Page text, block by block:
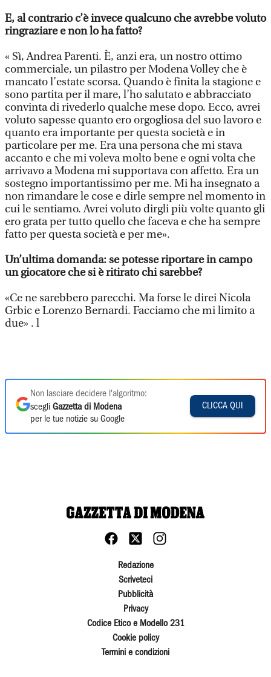
E, al contrario c’è invece qualcuno che avrebbe voluto
ringraziare e non lo ha fatto?
« Sì, Andrea Parenti. È, anzi era, un nostro ottimo
commerciale, un pilastro per Modena Volley che è
mancato l’estate scorsa. Quando è finita la stagione e
sono partita per il mare, l’ho salutato e abbracciato
convinta di rivederlo qualche mese dopo. Ecco, avrei
voluto sapesse quanto ero orgogliosa del suo lavoro e
quanto era importante per questa società e in
particolare per me. Era una persona che mi stava
accanto e che mi voleva molto bene e ogni volta che
arrivavo a Modena mi supportava con affetto. Era un
sostegno importantissimo per me. Mi ha insegnato a
non rimandare le cose e dirle sempre nel momento in
cui le sentiamo. Avrei voluto dirgli più volte quanto gli
ero grata per tutto quello che faceva e che ha sempre
fatto per questa società e per me».
Un’ultima domanda: se potesse riportare in campo
un giocatore che si è ritirato chi sarebbe?
«Ce ne sarebbero parecchi. Ma forse le direi Nicola
Grbic e Lorenzo Bernardi. Facciamo che mi limito a
due» . l
Non lasciare decidere l'algoritmo:
scegli Gazzetta di Modena
per le tue notizie su Google
CLICCA QUI
Redazione
Scriveteci
Pubblicità
Privacy
Codice Etico e Modello 231
Cookie policy
Termini e condizioni